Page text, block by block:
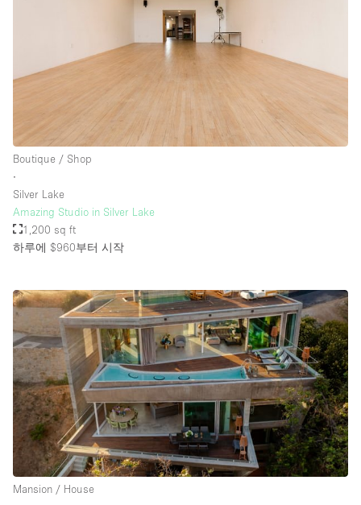
Boutique / Shop
∙
Silver Lake
Amazing Studio in Silver Lake
1,200 sq ft
하루에 $960부터 시작
Mansion / House